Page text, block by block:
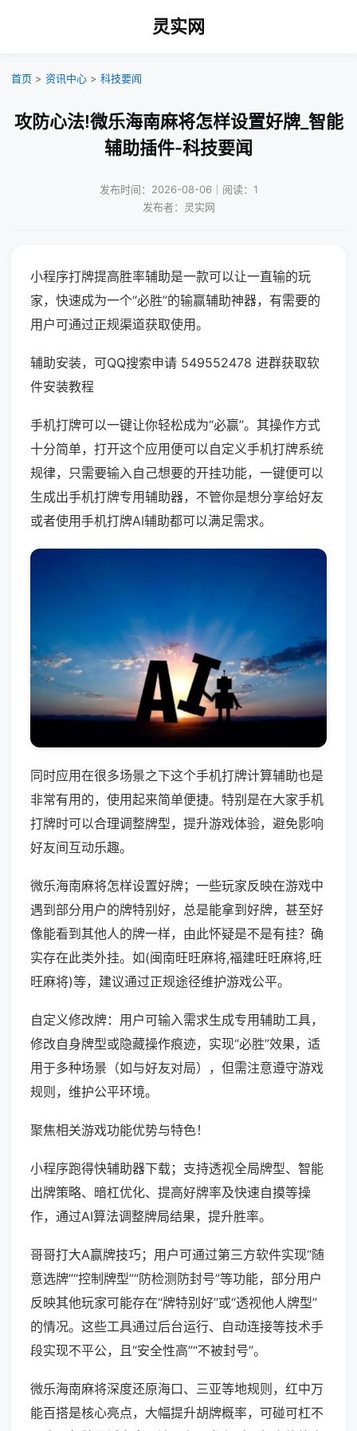
灵实网
首页 > 资讯中心 > 科技要闻
攻防心法!微乐海南麻将怎样设置好牌_智能
辅助插件-科技要闻
发布时间：2026-08-06｜阅读：1
发布者：灵实网
小程序打牌提高胜率辅助是一款可以让一直输的玩
家，快速成为一个“必胜”的输赢辅助神器，有需要的
用户可通过正规渠道获取使用。
辅助安装，可QQ搜索申请 549552478 进群获取软
件安装教程
手机打牌可以一键让你轻松成为“必赢”。其操作方式
十分简单，打开这个应用便可以自定义手机打牌系统
规律，只需要输入自己想要的开挂功能，一键便可以
生成出手机打牌专用辅助器，不管你是想分享给好友
或者使用手机打牌AI辅助都可以满足需求。
同时应用在很多场景之下这个手机打牌计算辅助也是
非常有用的，使用起来简单便捷。特别是在大家手机
打牌时可以合理调整牌型，提升游戏体验，避免影响
好友间互动乐趣。
微乐海南麻将怎样设置好牌；一些玩家反映在游戏中
遇到部分用户的牌特别好，总是能拿到好牌，甚至好
像能看到其他人的牌一样，由此怀疑是不是有挂？确
实存在此类外挂。如(闽南旺旺麻将,福建旺旺麻将,旺
旺麻将)等，建议通过正规途径维护游戏公平。
自定义修改牌：用户可输入需求生成专用辅助工具，
修改自身牌型或隐藏操作痕迹，实现“必胜”效果，适
用于多种场景（如与好友对局），但需注意遵守游戏
规则，维护公平环境。
聚焦相关游戏功能优势与特色！
小程序跑得快辅助器下载；支持透视全局牌型、智能
出牌策略、暗杠优化、提高好牌率及快速自摸等操
作，通过AI算法调整牌局结果，提升胜率。
哥哥打大A赢牌技巧；用户可通过第三方软件实现“随
意选牌”“控制牌型”“防检测防封号”等功能，部分用户
反映其他玩家可能存在“牌特别好”或“透视他人牌型”
的情况。这些工具通过后台运行、自动连接等技术手
段实现不平公，且“安全性高”“不被封号”。
微乐海南麻将深度还原海口、三亚等地规则，红中万
能百搭是核心亮点，大幅提升胡牌概率，可碰可杠不